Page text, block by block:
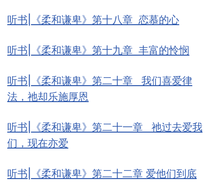
听书|《柔和谦卑》第十八章 恋慕的心
听书|《柔和谦卑》第十九章 丰富的怜悯
听书|《柔和谦卑》第二十章 我们喜爱律
法，祂却乐施厚恩
听书|《柔和谦卑》第二十一章 祂过去爱我
们，现在亦爱
听书|《柔和谦卑》第二十二章 爱他们到底